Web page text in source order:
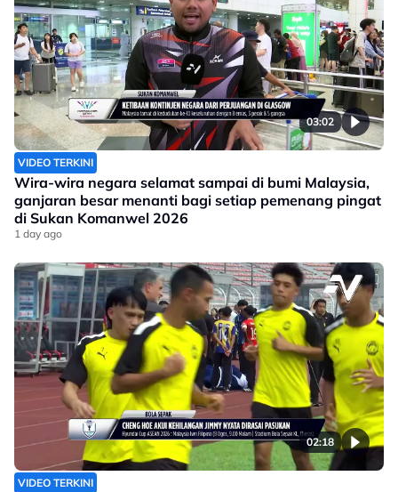
03:02
VIDEO TERKINI
Wira-wira negara selamat sampai di bumi Malaysia,
ganjaran besar menanti bagi setiap pemenang pingat
di Sukan Komanwel 2026
1 day ago
02:18
VIDEO TERKINI